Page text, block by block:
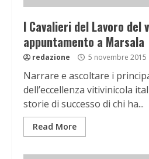
I Cavalieri del Lavoro del
appuntamento a Marsala
redazione 5 novembre 2015
Narrare e ascoltare i
dell’eccellenza vitivinicola
storie di successo di chi ha...
Read More